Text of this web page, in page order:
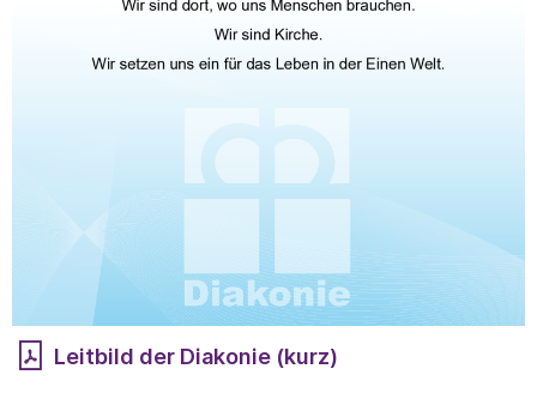
Leitbild der Diakonie (kurz)